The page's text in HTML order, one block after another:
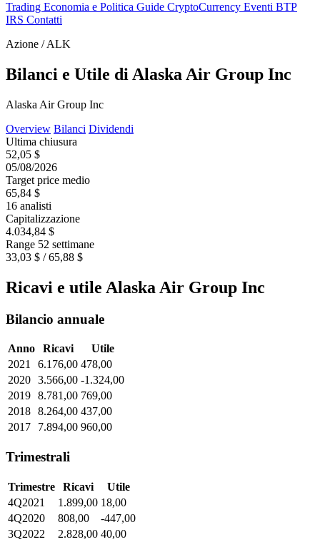
Trading Economia e Politica Guide CryptoCurrency Eventi BTP
IRS Contatti
Azione / ALK
Bilanci e Utile di Alaska Air Group Inc
Alaska Air Group Inc
Overview Bilanci Dividendi
Ultima chiusura
52,05 $
05/08/2026
Target price medio
65,84 $
16 analisti
Capitalizzazione
4.034,84 $
Range 52 settimane
33,03 $ / 65,88 $
Ricavi e utile Alaska Air Group Inc
Bilancio annuale
Anno Ricavi
Utile
2021
6.176,00 478,00
2020 3.566,00 -1.324,00
2019 8.781,00 769,00
2018 8.264,00 437,00
2017
7.894,00 960,00
Trimestrali
Trimestre Ricavi
Utile
4Q2021
1.899,00 18,00
4Q2020
808,00
-447,00
3Q2022
2.828,00 40,00